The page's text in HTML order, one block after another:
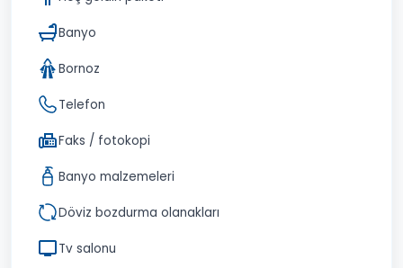
Banyo
Bornoz
Telefon
Faks / fotokopi
Banyo malzemeleri
Döviz bozdurma olanakları
Tv salonu